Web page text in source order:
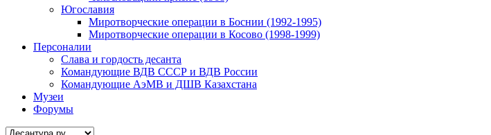
Югославия
Миротворческие операции в Боснии (1992-1995)
Миротворческие операции в Косово (1998-1999)
Персоналии
Слава и гордость десанта
Командующие ВДВ СССР и ВДВ России
Командующие АэМВ и ДШВ Казахстана
Музеи
Форумы